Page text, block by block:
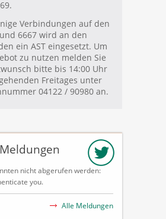
Verbindungen auf den
6667 wird an den
ein AST eingesetzt. Um
zu nutzen melden Sie
bitte bis 14:00 Uhr
Freitages unter
04122 / 90980 an.
nicht abgerufen werden:
you.
Alle Meldungen